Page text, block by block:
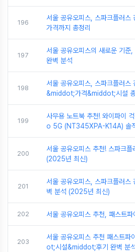
196
서울 공유오피스, 스파크플러스
가격까지 총정리
197
서울 공유오피스의 새로운 기준
완벽 분석
198
서울 공유오피스, 스파크플러스
&middot;가격&middot;시설
199
사무용 노트북 추천! 와이파이
o 5G (NT345XPA-K14A) 솔
200
서울 공유오피스 추천! 스파크
(2025년 최신)
201
서울 공유오피스, 스파크플러스
벽 분석 (2025년 최신)
202 서울 공유오피스 추천, 패스트
203
서울 공유오피스 추천 패스트파
ot;시설&middot;후기 완벽 분